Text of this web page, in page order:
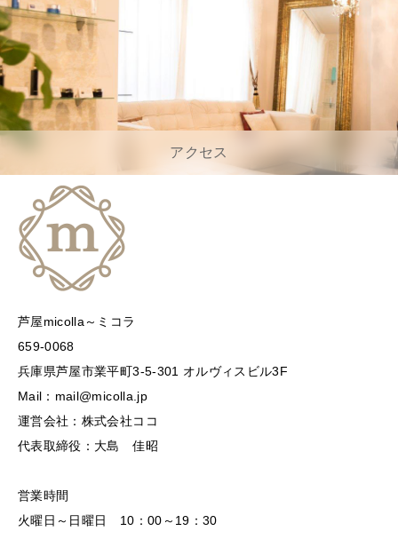
アクセス
芦屋micolla～ミコラ
659-0068
兵庫県芦屋市業平町3-5-301 オルヴィスビル3F
Mail：mail@micolla.jp
運営会社：株式会社ココ
代表取締役：大島 佳昭
営業時間
火曜日～日曜日 10：00～19：30